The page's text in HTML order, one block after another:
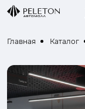
Главная Каталог